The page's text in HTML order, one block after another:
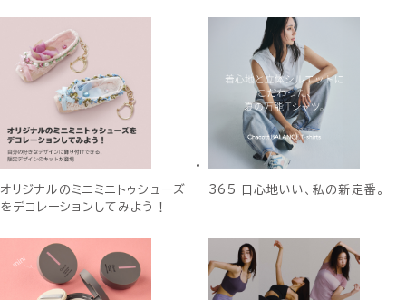
オリジナルのミニミニトゥシューズ
をデコレーションしてみよう！
365 日心地いい、私の新定番。